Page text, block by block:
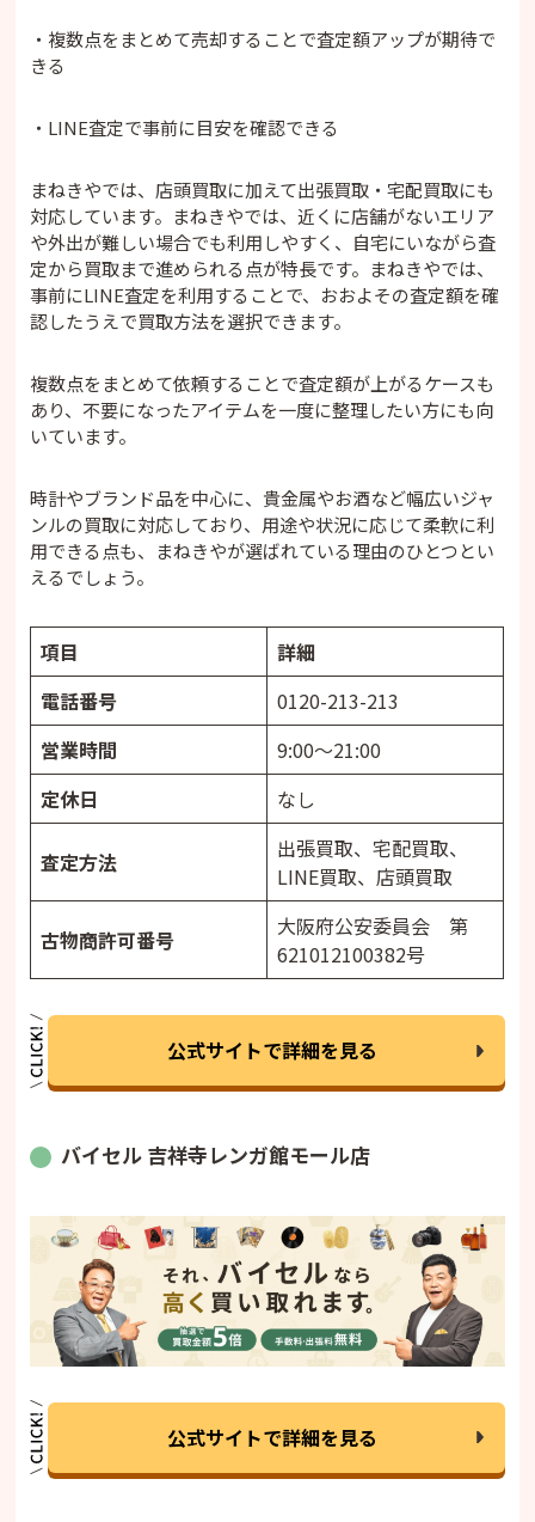
・複数点をまとめて売却することで査定額アップが期待で
きる
・LINE査定で事前に目安を確認できる
まねきやでは、店頭買取に加えて出張買取・宅配買取にも
対応しています。まねきやでは、近くに店舗がないエリア
や外出が難しい場合でも利用しやすく、自宅にいながら査
定から買取まで進められる点が特長です。まねきやでは、
事前にLINE査定を利用することで、おおよその査定額を確
認したうえで買取方法を選択できます。
複数点をまとめて依頼することで査定額が上がるケースも
あり、不要になったアイテムを一度に整理したい方にも向
いています。
時計やブランド品を中心に、貴金属やお酒など幅広いジャ
ンルの買取に対応しており、用途や状況に応じて柔軟に利
用できる点も、まねきやが選ばれている理由のひとつとい
えるでしょう。
項目
詳細
電話番号
0120-213-213
営業時間
9:00〜21:00
定休日
なし
査定方法
出張買取、宅配買取、
LINE買取、店頭買取
古物商許可番号
大阪府公安委員会 第
621012100382号
公式サイトで詳細を見る
バイセル 吉祥寺レンガ館モール店
公式サイトで詳細を見る